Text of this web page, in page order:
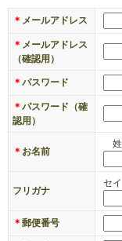
＊ メールアドレス
＊ メールアドレス
（確認用）
＊ パスワード
＊ パスワード（確
認用）
＊ お名前
姓
フリガナ
セイ
＊ 郵便番号
数
0